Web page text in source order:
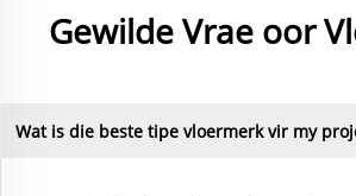
Gewilde Vrae oor
Wat is die beste tipe vloermerk vir my